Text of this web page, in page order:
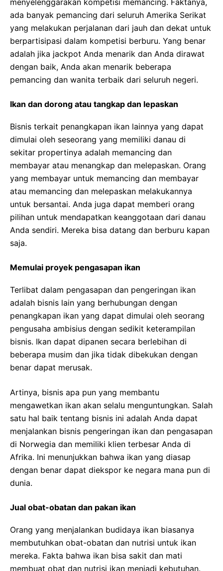
menyelenggarakan kompetisi memancing. Faktanya,
ada banyak pemancing dari seluruh Amerika Serikat
yang melakukan perjalanan dari jauh dan dekat untuk
berpartisipasi dalam kompetisi berburu. Yang benar
adalah jika jackpot Anda menarik dan Anda dirawat
dengan baik, Anda akan menarik beberapa
pemancing dan wanita terbaik dari seluruh negeri.
Ikan dan dorong atau tangkap dan lepaskan
Bisnis terkait penangkapan ikan lainnya yang dapat
dimulai oleh seseorang yang memiliki danau di
sekitar propertinya adalah memancing dan
membayar atau menangkap dan melepaskan. Orang
yang membayar untuk memancing dan membayar
atau memancing dan melepaskan melakukannya
untuk bersantai. Anda juga dapat memberi orang
pilihan untuk mendapatkan keanggotaan dari danau
Anda sendiri. Mereka bisa datang dan berburu kapan
saja.
Memulai proyek pengasapan ikan
Terlibat dalam pengasapan dan pengeringan ikan
adalah bisnis lain yang berhubungan dengan
penangkapan ikan yang dapat dimulai oleh seorang
pengusaha ambisius dengan sedikit keterampilan
bisnis. Ikan dapat dipanen secara berlebihan di
beberapa musim dan jika tidak dibekukan dengan
benar dapat merusak.
Artinya, bisnis apa pun yang membantu
mengawetkan ikan akan selalu menguntungkan. Salah
satu hal baik tentang bisnis ini adalah Anda dapat
menjalankan bisnis pengeringan ikan dan pengasapan
di Norwegia dan memiliki klien terbesar Anda di
Afrika. Ini menunjukkan bahwa ikan yang diasap
dengan benar dapat diekspor ke negara mana pun di
dunia.
Jual obat-obatan dan pakan ikan
Orang yang menjalankan budidaya ikan biasanya
membutuhkan obat-obatan dan nutrisi untuk ikan
mereka. Fakta bahwa ikan bisa sakit dan mati
membuat obat dan nutrisi ikan menjadi kebutuhan.